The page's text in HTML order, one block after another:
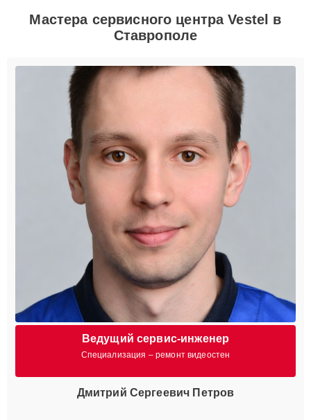
Мастера сервисного центра Vestel в
Ставрополе
Ведущий сервис-инженер
Специализация – ремонт видеостен
Дмитрий Сергеевич Петров